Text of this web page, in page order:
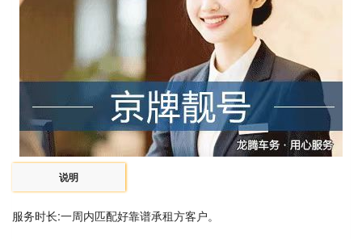
说明
服务时长:一周内匹配好靠谱承租方客户。